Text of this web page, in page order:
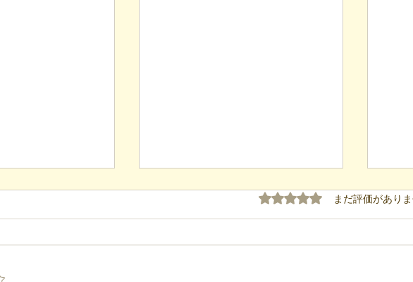
冷蔵庫に貼ら
は、 私が日々の
5つ星のうち0と評価されて
まだ評価があり